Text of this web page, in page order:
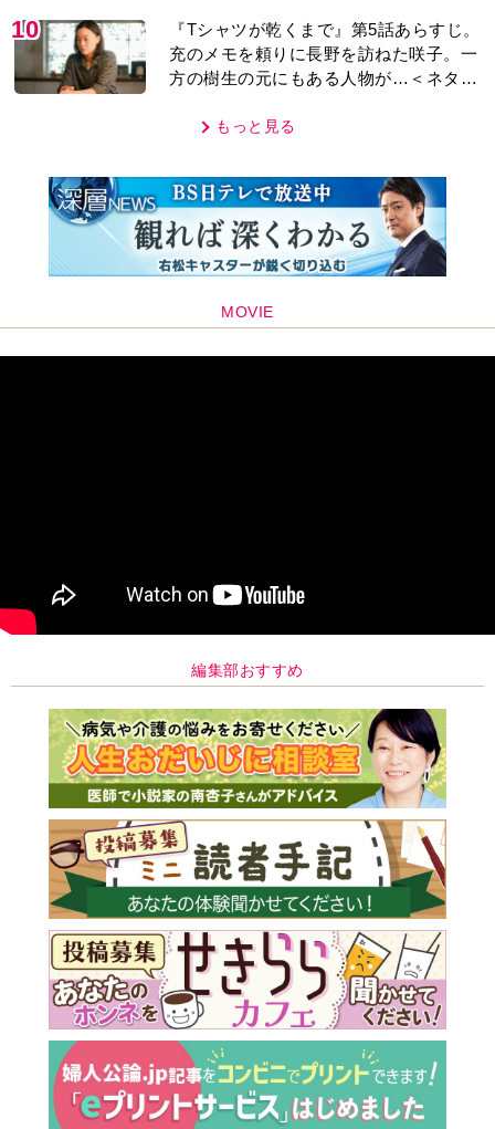
10
『Tシャツが乾くまで』第5話あらすじ。
充のメモを頼りに長野を訪ねた咲子。一
方の樹生の元にもある人物が…＜ネタバ
もっと見る
MOVIE
編集部おすすめ